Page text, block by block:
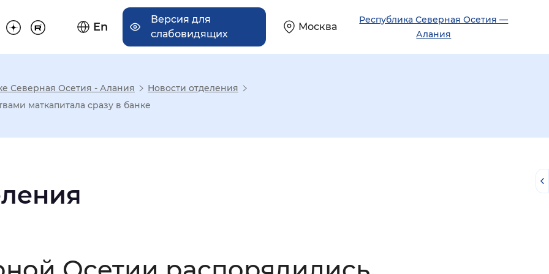
En
Версия для
слабовидящих
Москва
Республика Северная Осетия —
Алания
отображения
Северная Осетия - Алания
Новости отделения
маткапитала сразу в банке